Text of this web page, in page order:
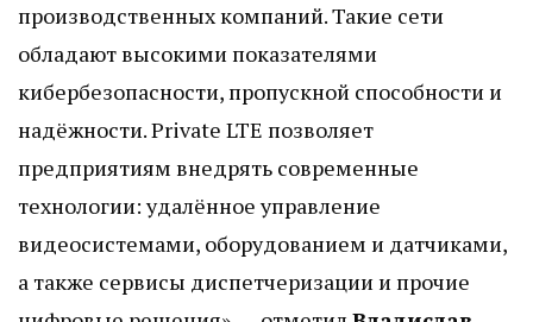
производственных компаний. Такие сети
обладают высокими показателями
кибербезопасности, пропускной способности и
надёжности. Private LTE позволяет
предприятиям внедрять современные
технологии: удалённое управление
видеосистемами, оборудованием и датчиками,
а также сервисы диспетчеризации и прочие